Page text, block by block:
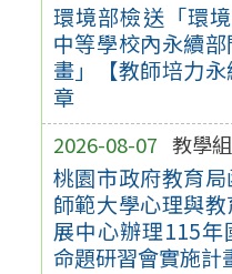
環境部檢送「環
中等學校內永續
畫」【教師培力
章
2026-08-07 教學組
桃園市政府教育
師範大學心理與
展中心辦理115年
命題研習會實施計